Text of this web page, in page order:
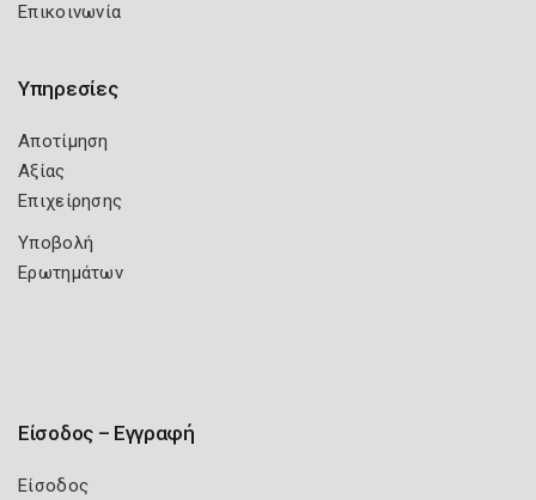
Επικοινωνία
Υπηρεσίες
Αποτίμηση
Αξίας
Επιχείρησης
Υποβολή
Ερωτημάτων
Είσοδος – Εγγραφή
Είσοδος